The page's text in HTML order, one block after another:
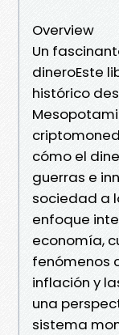
Overview
Un
dineroEste
histórico
cómo el
guerras e
sociedad a
enfoque
economía,
fenómenos
inflación y
una
sistema